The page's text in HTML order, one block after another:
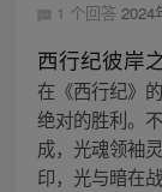
1 个回答 2024
西行纪彼岸
在《西行纪》
绝对的胜利。
成，光魂领袖
印，光与暗在